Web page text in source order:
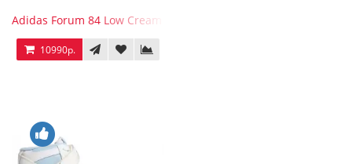
Adidas Forum 84 Low Cream White Victory Gold
10990р.